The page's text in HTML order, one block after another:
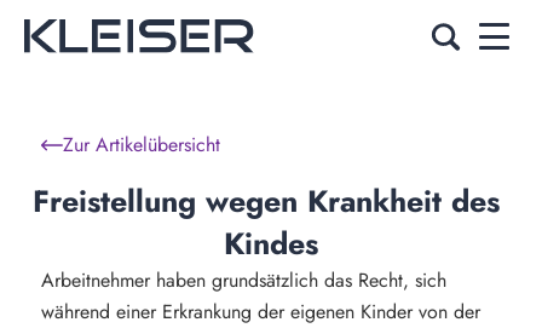
Zur Artikelübersicht
Freistellung wegen Krankheit des
Kindes
Arbeitnehmer haben grundsätzlich das Recht, sich
während einer Erkrankung der eigenen Kinder von der